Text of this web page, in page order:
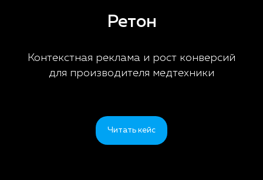
Ретон
Контекстная реклама и рост конверсий
для производителя медтехники
Читать кейс